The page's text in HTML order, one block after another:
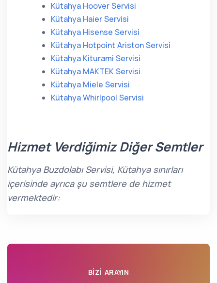
Kütahya Hoover Servisi
Kütahya Haier Servisi
Kütahya Hisense Servisi
Kütahya Hotpoint Ariston Servisi
Kütahya Kiturami Servisi
Kütahya MAKTEK Servisi
Kütahya Miele Servisi
Kütahya Whirlpool Servisi
Hizmet Verdiğimiz Diğer Semtler
Kütahya Buzdolabı Servisi, Kütahya sınırları
içerisinde ayrıca şu semtlere de hizmet
vermektedir:
BIZI ARAYIN